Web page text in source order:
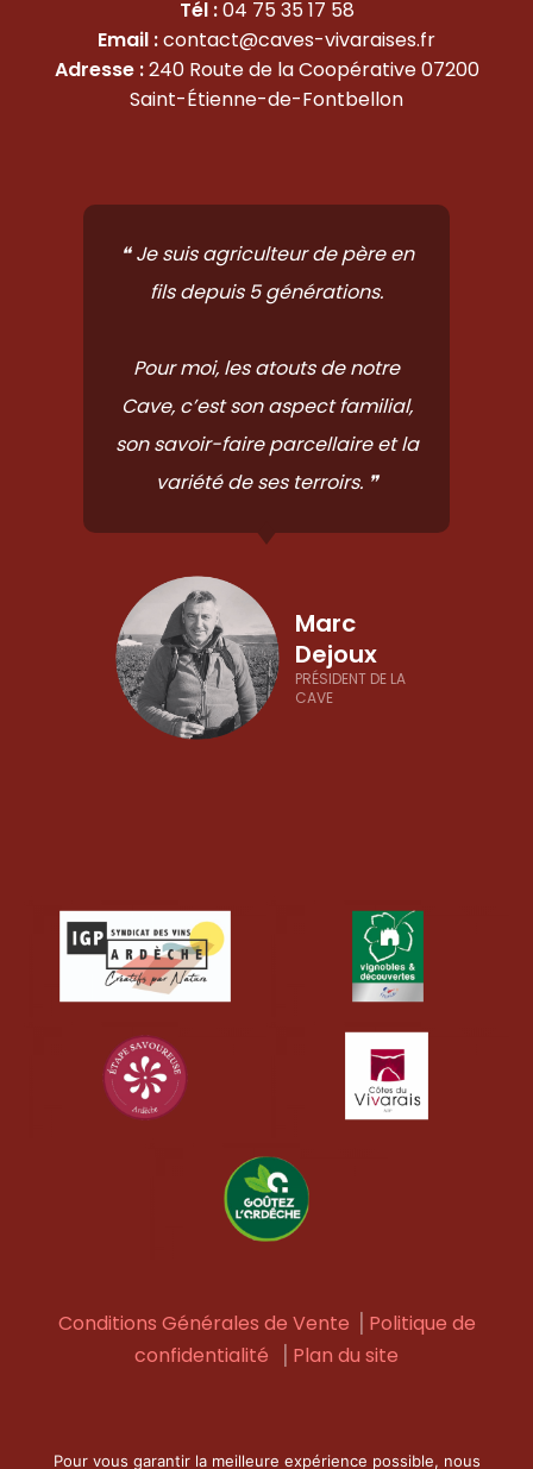
k
-
f
a
m
Tél :04 75 35 17 58
Email :contact@caves-vivaraises.fr
Adresse :240 Route de la Coopérative 07200
Saint-Étienne-de-Fontbellon
❝ Je suis agriculteur de père en
fils depuis 5 générations.
Pour moi, les atouts de notre
Cave, c’est son aspect familial,
son savoir-faire parcellaire et la
variété de ses terroirs. ❞
Marc
Dejoux
PRÉSIDENT DE LA
CAVE
Conditions Générales de Vente
Politique de
confidentialité
Plan du site
Pour vous garantir la meilleure expérience possible, nous